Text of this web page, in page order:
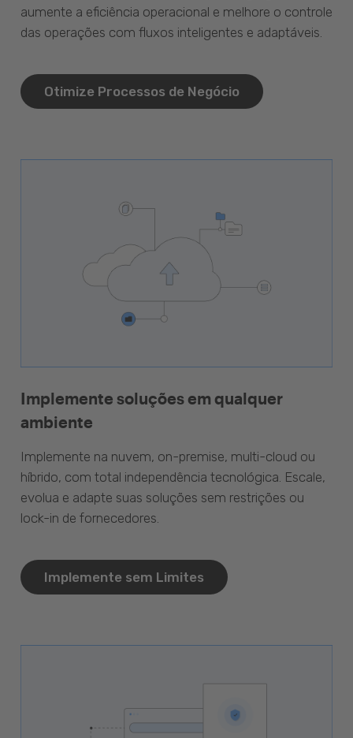
aumente a eficiência operacional e melhore o controle
das operações com fluxos inteligentes e adaptáveis.
Otimize Processos de Negócio
Implemente soluções em qualquer
ambiente
Implemente na nuvem, on-premise, multi-cloud ou
híbrido, com total independência tecnológica. Escale,
evolua e adapte suas soluções sem restrições ou
lock-in de fornecedores.
Implemente sem Limites